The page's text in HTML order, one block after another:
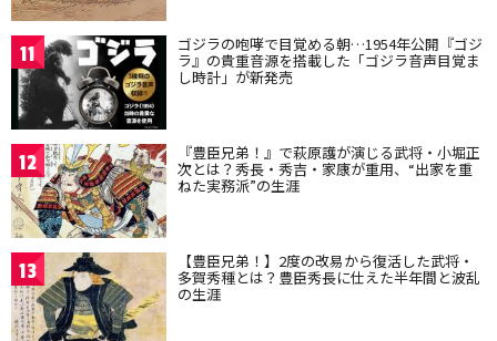
11 ゴジラの咆哮で目覚める朝…1954年公開『ゴジ
ラ』の貴重音源を搭載した「ゴジラ音声目覚ま
し時計」が新発売
12 『豊臣兄弟！』で萩原護が演じる武将・小堀正
次とは？秀長・秀吉・家康が重用、“出家を重
ねた実務派”の生涯
13 【豊臣兄弟！】2度の改易から復活した武将・
多賀秀種とは？豊臣秀長に仕えた半年間と波乱
の生涯